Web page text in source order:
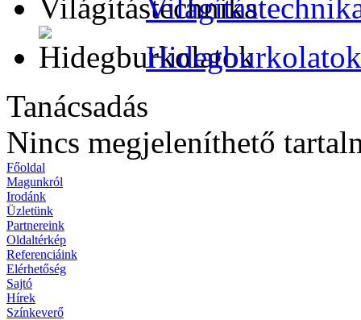
Hidegburkolatok
Tanácsadás
Nincs megjeleníthető
Főoldal
Magunkról
Irodánk
Üzletünk
Partnereink
Oldaltérkép
Referenciáink
Elérhetőség
Sajtó
Hírek
Színkeverő